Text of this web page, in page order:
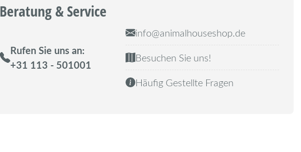
Beratung & Service
Rufen Sie uns an:
+31 113 - 501001
info@animalhouseshop.de
Besuchen Sie uns!
Häufig Gestellte Fragen